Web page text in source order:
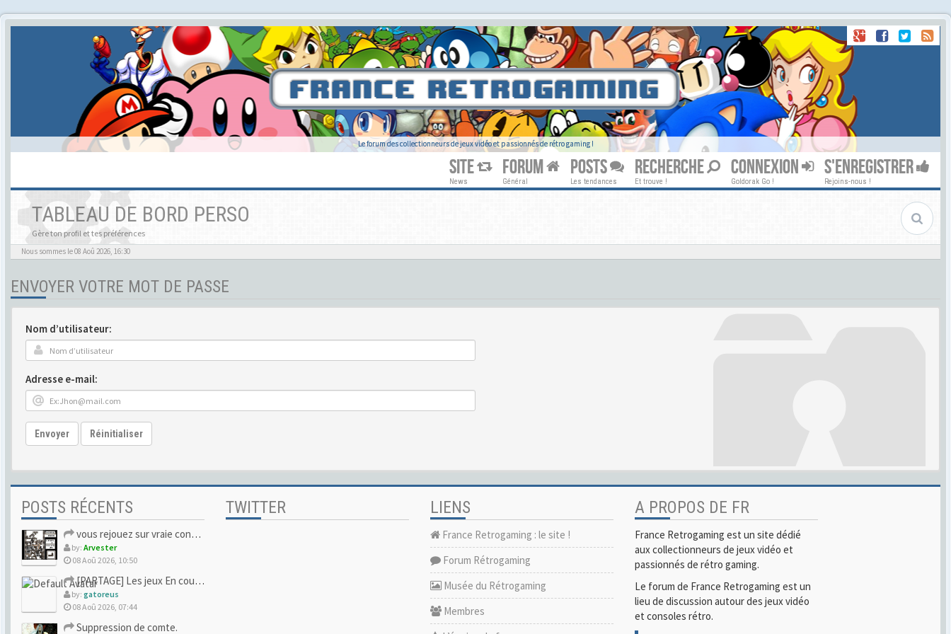
Le forum des collectionneurs de jeux vidéo et passionnés de rétro gaming !
SITE
News
FORUM
Général
POSTS
Les tendances
RECHERCHE
Et trouve !
CONNEXION
Goldorak Go !
S'ENREGISTRER
Rejoins-nous !
TABLEAU DE BORD PERSO
Gère ton profil et tes préférences
Nous sommes le 08 Aoû 2026, 16:30
ENVOYER VOTRE MOT DE PASSE
Nom d’utilisateur:
Adresse e-mail:
Envoyer Réinitialiser
POSTS RÉCENTS
vous rejouez sur vraie console ou vous avez lâché pour l'ému
by: Arvester
08 Aoû 2026, 10:50
[PARTAGE] Les jeux En cours/Terminés
by: gatoreus
08 Aoû 2026, 07:44
Suppression de comte.
TWITTER LIENS
France Retrogaming : le site !
Forum Rétrogaming
Musée du Rétrogaming
Membres
A PROPOS DE FR
France Retrogaming est un site dédié
aux collectionneurs de jeux vidéo et
passionnés de rétro gaming.
Le forum de France Retrogaming est un
lieu de discussion autour des jeux vidéo
et consoles rétro.